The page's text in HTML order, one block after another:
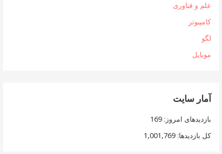
علم و فناوری
کامپیوتر
لگو
موبایل
آمار سایت
بازدیدهای امروز:169
کل بازدیدها:1,001,769